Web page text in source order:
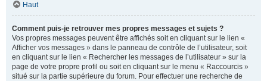
Haut
Comment puis-je retrouver mes propres messages et sujets ?
Vos propres messages peuvent être affichés soit en cliquant sur le lien «
Afficher vos messages » dans le panneau de contrôle de l’utilisateur, soit
en cliquant sur le lien « Rechercher les messages de l’utilisateur » sur la
page de votre propre profil ou soit en cliquant sur le menu « Raccourcis »
situé sur la partie supérieure du forum. Pour effectuer une recherche de